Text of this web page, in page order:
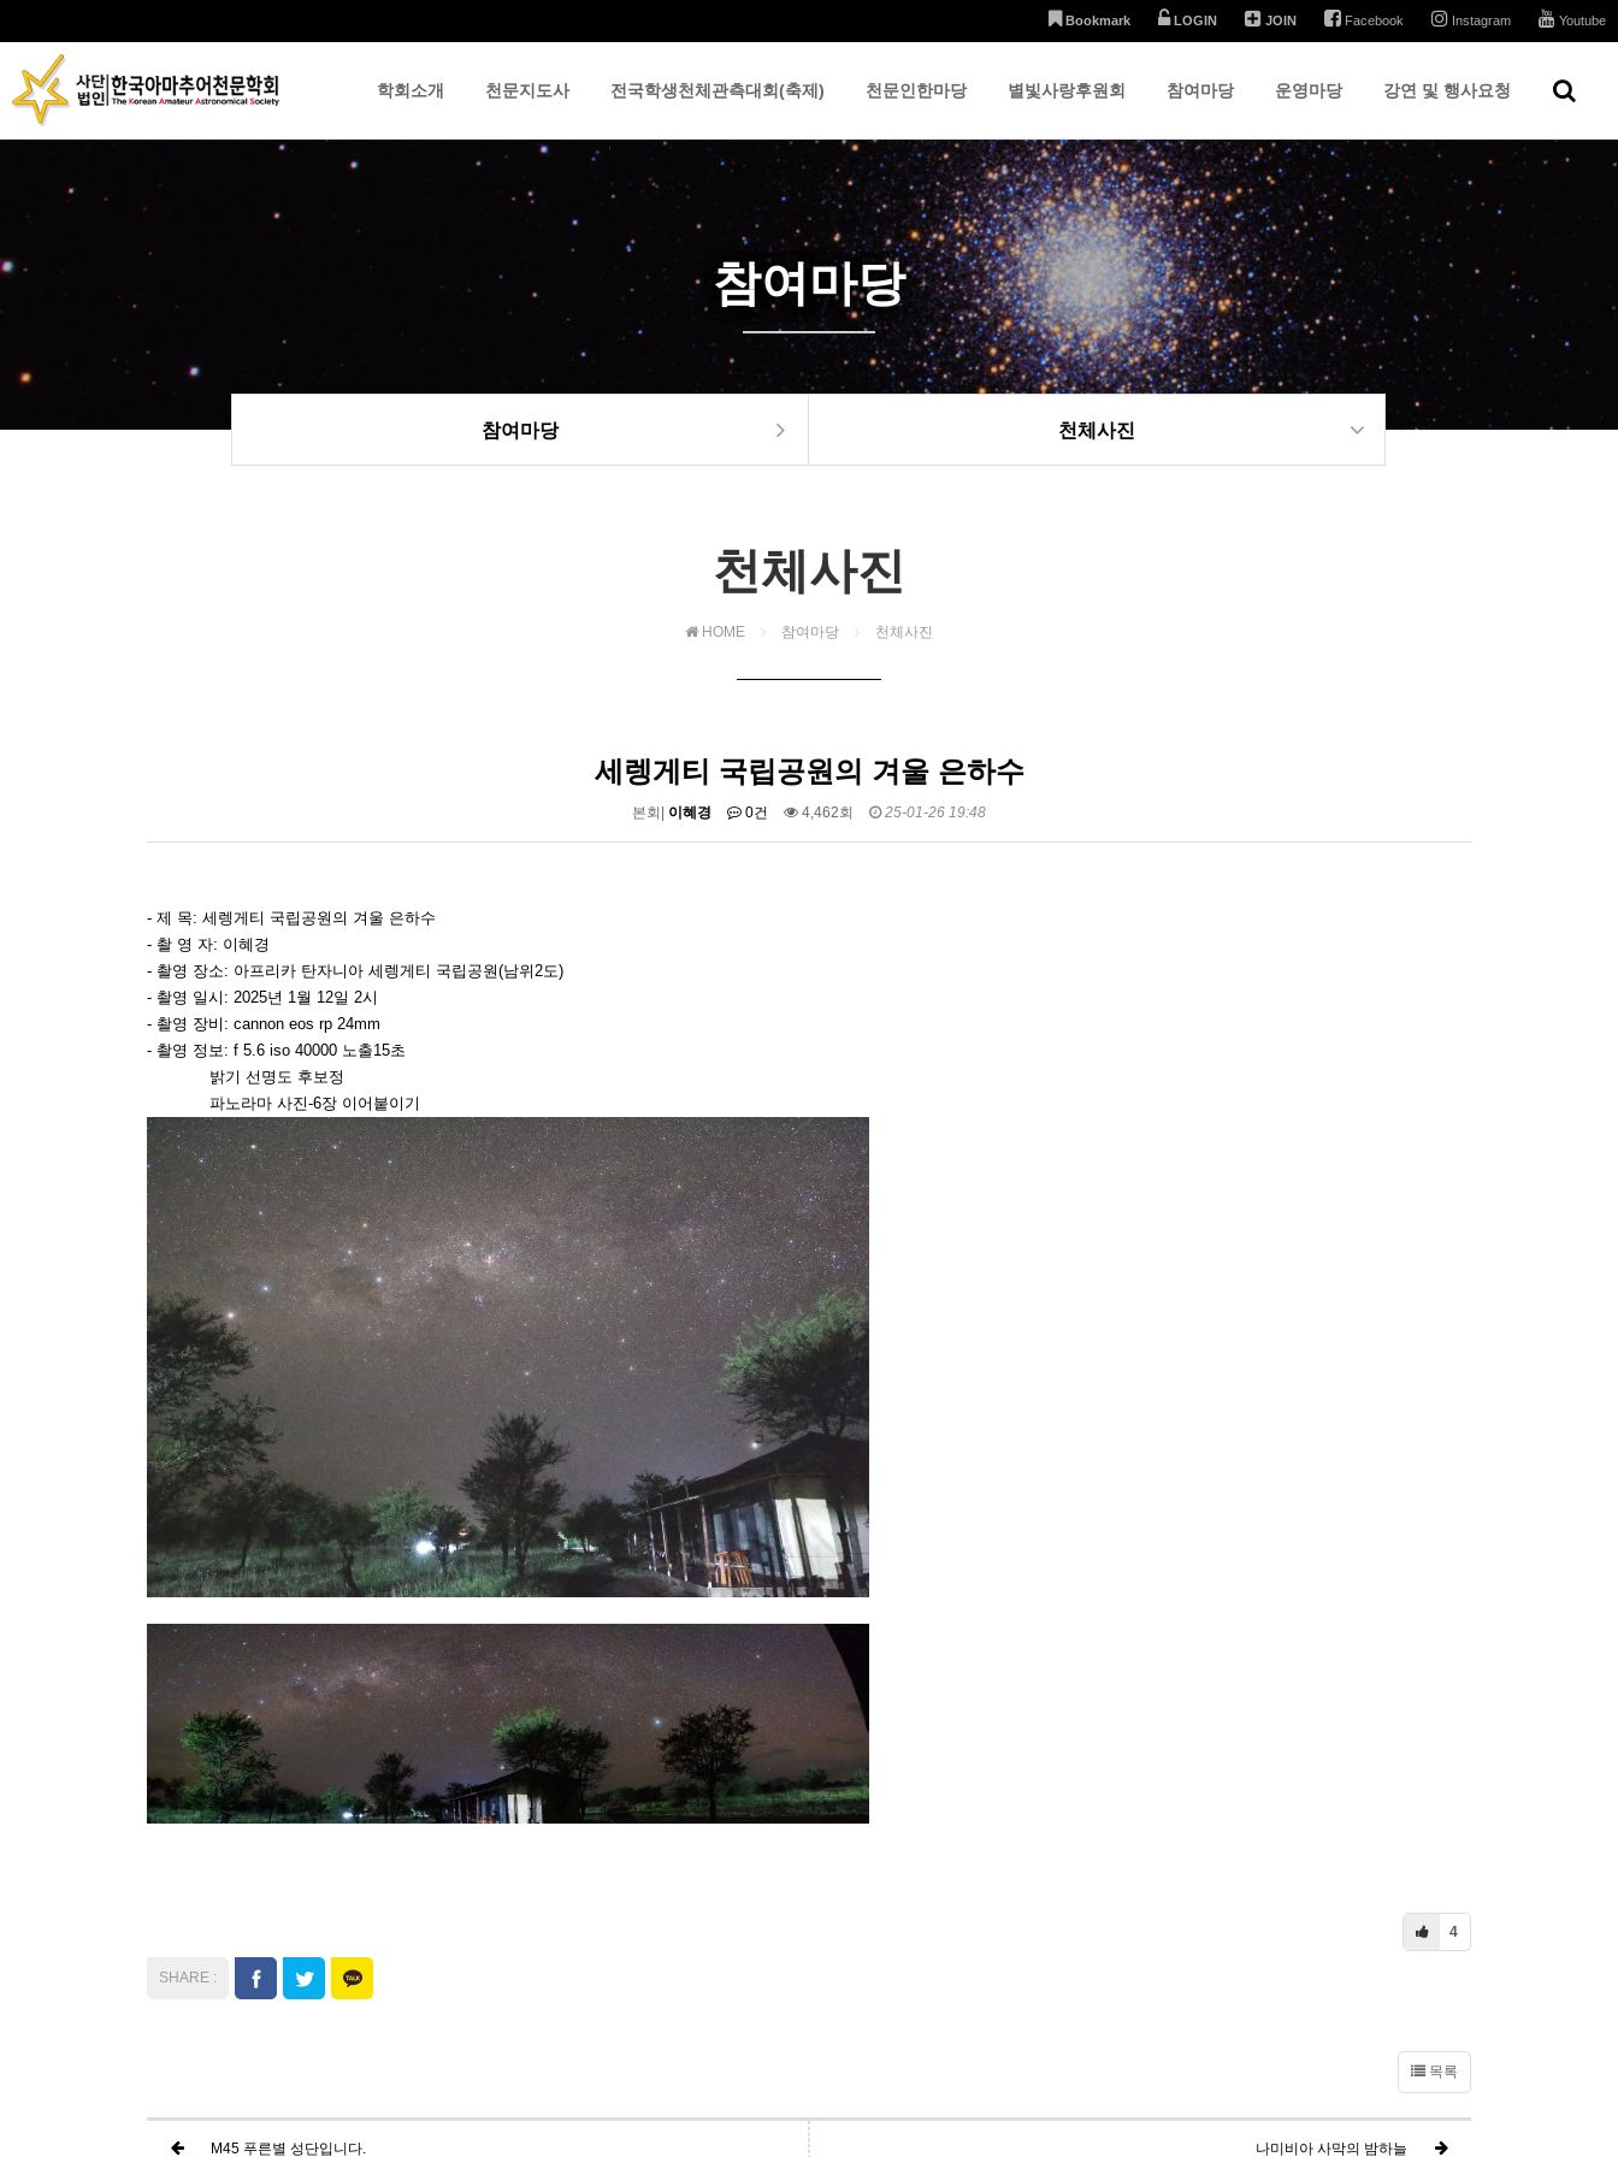
Bookmark LOGIN JOIN Facebook Instagram Youtube
학회소개 천문지도사 전국학생천체관측대회(축제) 천문인한마당 별빛사랑후원회 참여마당
하위분류
운영마당
하위분류
강연 및 행사요청
참여마당
참여마당 천체사진
천체사진
HOME 참여마당 천체사진
세렝게티 국립공원의 겨울 은하수
본회| 이혜경 0건 4,462회 25-01-26 19:48
- 제 목: 세렝게티 국립공원의 겨울 은하수
​- 촬 영 자: 이혜경
- 촬영 장소: 아프리카 탄자니아 세렝게티 국립공원(남위2도)
- 촬영 일시: 2025년 1월 12일 2시
- 촬영 장비: cannon eos rp 24mm
- 촬영 정보: f 5.6 iso 40000 노출15초
밝기 선명도 후보정
파노라마 사진-6장 이어붙이기
4
목록
M45 푸른별 성단입니다. 나미비아 사막의 밤하늘